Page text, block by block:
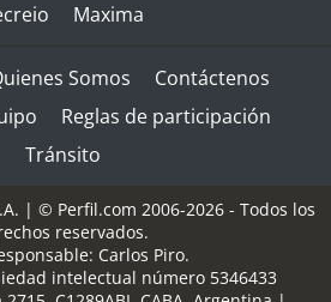
Maxima
Somos
Contáctenos
Reglas de participación
Tránsito
| © Perfil.com 2006-2026 - Todos los
reservados.
Carlos Piro.
intelectual número 5346433